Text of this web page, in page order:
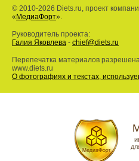
© 2010-2026 Diets.ru, проект
« МедиаФорт».
Руководитель проекта:
Галия Яковлева - chief@diets.ru
Перепечатка материалов
www.diets.ru
О фотографиях и текстах,